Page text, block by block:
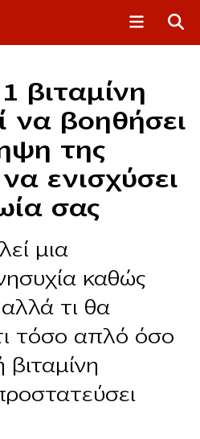
βιταμίνη
να βοηθήσει
της
ενισχύσει
σας
μια
καθώς
τι θα
τόσο απλό όσο
βιταμίνη